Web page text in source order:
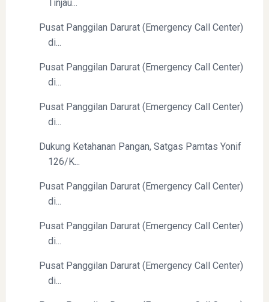
Tinjau...
Pusat Panggilan Darurat (Emergency Call Center)
di...
Pusat Panggilan Darurat (Emergency Call Center)
di...
Pusat Panggilan Darurat (Emergency Call Center)
di...
Dukung Ketahanan Pangan, Satgas Pamtas Yonif
126/K...
Pusat Panggilan Darurat (Emergency Call Center)
di...
Pusat Panggilan Darurat (Emergency Call Center)
di...
Pusat Panggilan Darurat (Emergency Call Center)
di...